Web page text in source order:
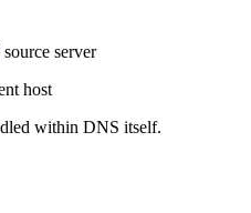
source server
host
within DNS itself.